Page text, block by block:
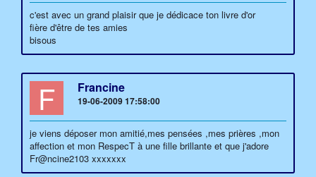
c'est avec un grand plaisir que je dédicace ton livre d'or
fière d'être de tes amies
bisous
F Francine
19-06-2009 17:58:00
je viens déposer mon amitié,mes pensées ,mes prières ,mon
affection et mon RespecT à une fille brillante et que j'adore
Fr@ncine2103 xxxxxxx